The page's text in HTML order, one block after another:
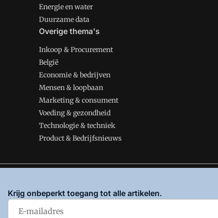
Energie en water
Duurzame data
Overige thema's
Inkoop & Procurement
België
Economie & bedrijven
Mensen & loopbaan
Marketing & consument
Voeding & gezondheid
Technologie & techniek
Product & Bedrijfsnieuws
enPrivacy en Cookie beleid |Privacy instellingen
Krijg onbeperkt toegang tot alle artikelen.